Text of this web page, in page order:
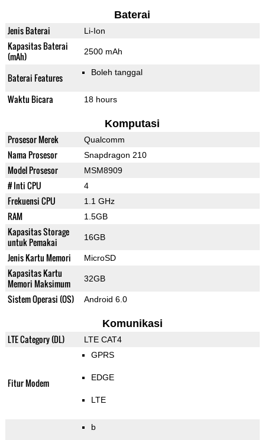
Baterai
Jenis Baterai Li-Ion
Kapasitas Baterai
(mAh)
2500 mAh
Baterai Features Boleh tanggal
Waktu Bicara 18 hours
Komputasi
Prosesor Merek Qualcomm
Nama Prosesor Snapdragon 210
Model Prosesor MSM8909
# Inti CPU 4
Frekuensi CPU 1.1 GHz
RAM 1.5GB
Kapasitas Storage
untuk Pemakai
16GB
Jenis Kartu Memori MicroSD
Kapasitas Kartu
Memori Maksimum
32GB
Sistem Operasi (OS) Android 6.0
Komunikasi
LTE Category (DL) LTE CAT4
Fitur Modem
GPRS
EDGE
LTE
b